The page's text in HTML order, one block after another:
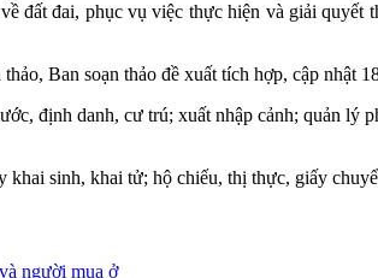
đất đai, phục vụ việc thực hiện và giải
Ban soạn thảo đề xuất tích hợp, cập nhật
định danh, cư trú; xuất nhập cảnh; quản lý
sinh, khai tử; hộ chiếu, thị thực, giấy